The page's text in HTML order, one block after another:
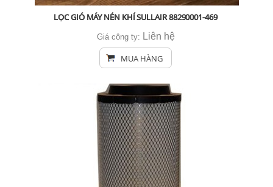
LỌC GIÓ MÁY NÉN KHÍ SULLAIR 88290001-469
Giá công ty: Liên hệ
MUA HÀNG